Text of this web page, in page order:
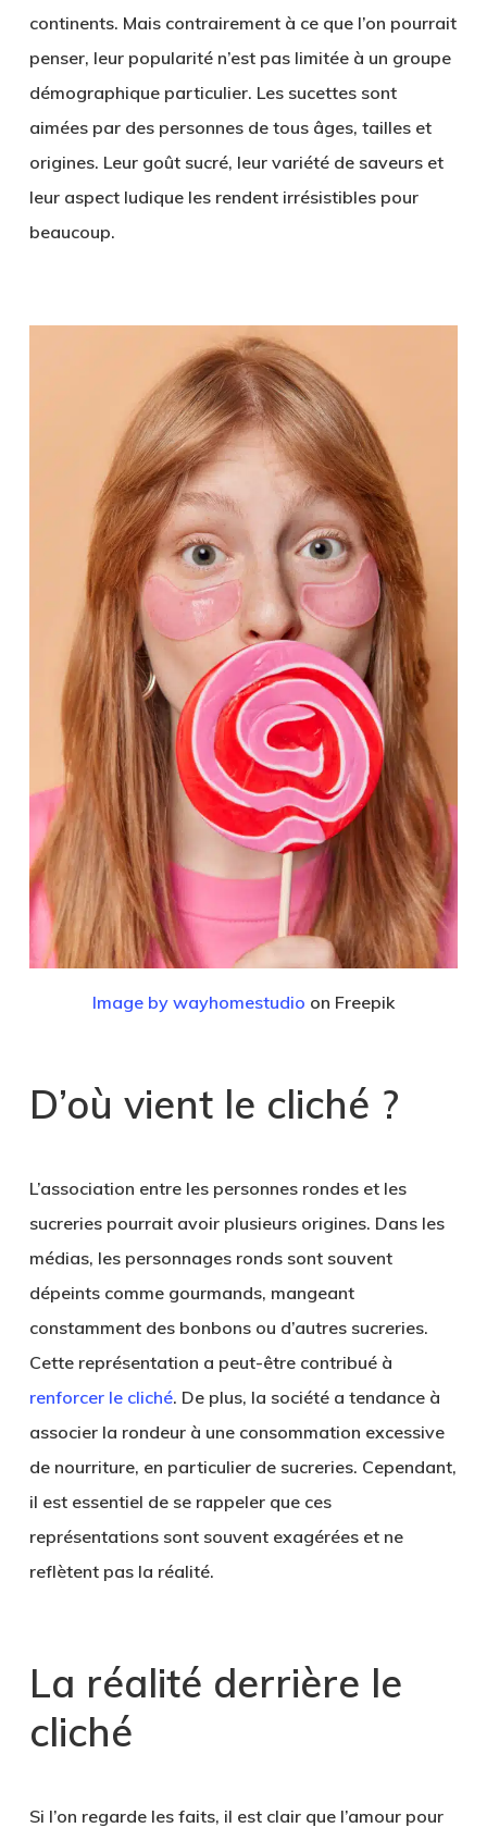
continents. Mais contrairement à ce que l’on pourrait
penser, leur popularité n’est pas limitée à un groupe
démographique particulier. Les sucettes sont
aimées par des personnes de tous âges, tailles et
origines. Leur goût sucré, leur variété de saveurs et
leur aspect ludique les rendent irrésistibles pour
beaucoup.
Image by wayhomestudio on Freepik
D’où vient le cliché ?
L’association entre les personnes rondes et les
sucreries pourrait avoir plusieurs origines. Dans les
médias, les personnages ronds sont souvent
dépeints comme gourmands, mangeant
constamment des bonbons ou d’autres sucreries.
Cette représentation a peut-être contribué à
renforcer le cliché. De plus, la société a tendance à
associer la rondeur à une consommation excessive
de nourriture, en particulier de sucreries. Cependant,
il est essentiel de se rappeler que ces
représentations sont souvent exagérées et ne
reflètent pas la réalité.
La réalité derrière le
cliché
Si l’on regarde les faits, il est clair que l’amour pour